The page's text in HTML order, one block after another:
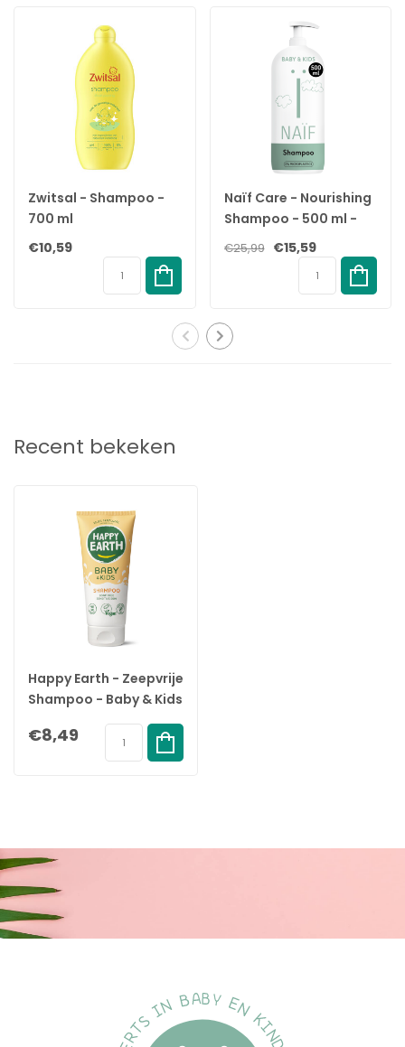
SLS/SLES en is deze zeepvrij,
zodat je zeker weet dat je geen schadelijke producten
aanbrengt op de huid van jouw baby.
De shampoo is extra mild en verzorgend voor de gevoelige
huid van baby’s en kinderen en is
direct te gebruiken vanaf de geboorte. De shampoo heeft een
heerlijk, allergeenvrijparfum en
Na gebruik van de shampoo zijn de haren van je baby zacht,
makkelijk doorkambaar en ruiken heerlijk.
Dit product is, net als alle andere producten van Happy Earth,
gecertificeerd vegan en
gemaakt van suikerriet en wij
produceren al onze producten lokaal in Nederland met groene
Zwitsal - Shampoo -
700 ml
€10,59
Naïf Care - Nourishing
Shampoo - 500 ml -
Met Drukpomp
€25,99 €15,59
Recent bekeken
Happy Earth - Zeepvrije
Shampoo - Baby & Kids
€8,49